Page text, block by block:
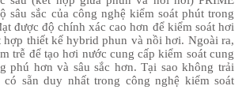
sâu sắc của công nghệ kiểm soát phút trong
được độ chính xác cao hơn để kiểm soát hơi
hợp thiết kế hybrid phun và nồi hơi. Ngoài ra,
trễ để tạo hơi nước cung cấp kiểm soát cung
phú hơn và sâu sắc hơn. Tại sao không trải
có sẵn duy nhất trong công nghệ kiểm soát